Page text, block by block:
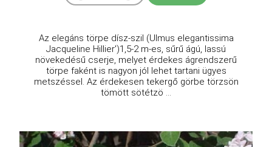
Az elegáns törpe dísz-szil (Ulmus elegantissima
Jacqueline Hillier')1,5-2 m-es, sűrű ágú, lassú
növekedésű cserje, melyet érdekes ágrendszerű
törpe faként is nagyon jól lehet tartani ügyes
metszéssel. Az érdekesen tekergő görbe törzsön
tömött sötétzö ...